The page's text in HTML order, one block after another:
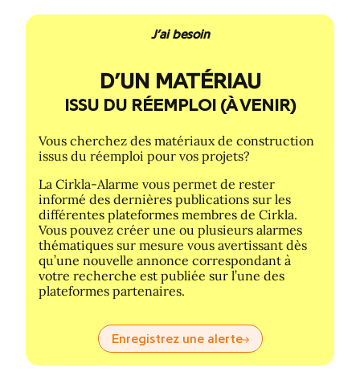
J’ai besoin
D’UN MATÉRIAU
ISSU DU RÉEMPLOI (À VENIR)
Vous cherchez des matériaux de construction
issus du réemploi pour vos projets?
La Cirkla-Alarme vous permet de rester
informé des dernières publications sur les
différentes plateformes membres de Cirkla.
Vous pouvez créer une ou plusieurs alarmes
thématiques sur mesure vous avertissant dès
qu’une nouvelle annonce correspondant à
votre recherche est publiée sur l’une des
plateformes partenaires.
Enregistrez une alerte